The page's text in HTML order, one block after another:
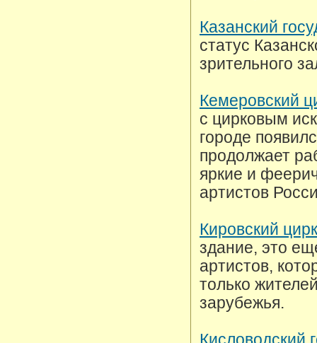
Казанский
статус
зрительного
Кемеровский
с цирковым
городе
продолжает
яркие и
артистов
Кировский цирк
здание, это
артистов,
только
зарубежья.